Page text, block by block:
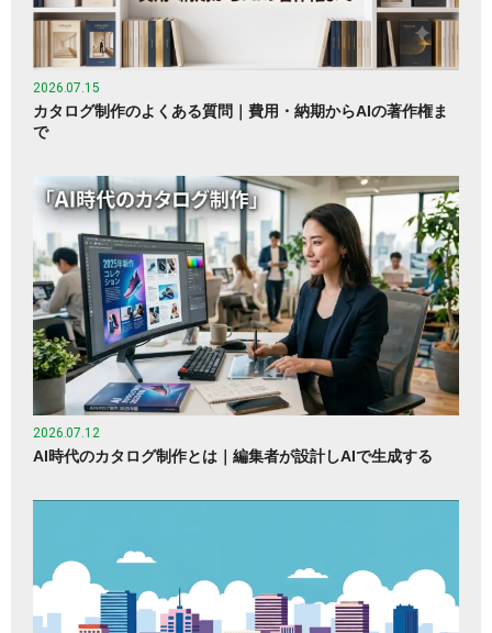
2026.07.15
カタログ制作のよくある質問｜費用・納期からAIの著作権ま
で
2026.07.12
AI時代のカタログ制作とは｜編集者が設計しAIで生成する